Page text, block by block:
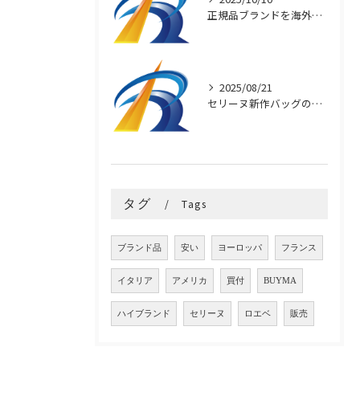
正規品ブランドを海外直輸入で安く買う秘訣
2025/08/21
セリーヌ新作バッグの魅力と選び方
タグ Tags
ブランド品 安い ヨーロッパ フランス
イタリア アメリカ 買付 BUYMA
ハイブランド セリーヌ ロエベ 販売